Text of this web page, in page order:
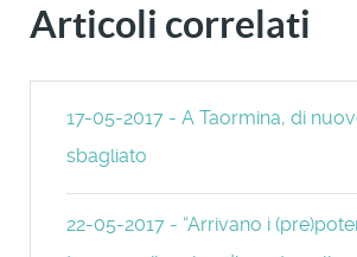
Articoli correlati
17-05-2017 - A Taormina, di
sbagliato
22-05-2017 - “Arrivano i